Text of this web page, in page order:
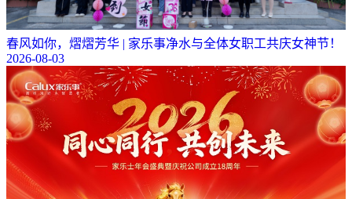
春风如你，熠熠芳华 | 家乐事净水与全体女职工共庆女神节！
2026-08-03